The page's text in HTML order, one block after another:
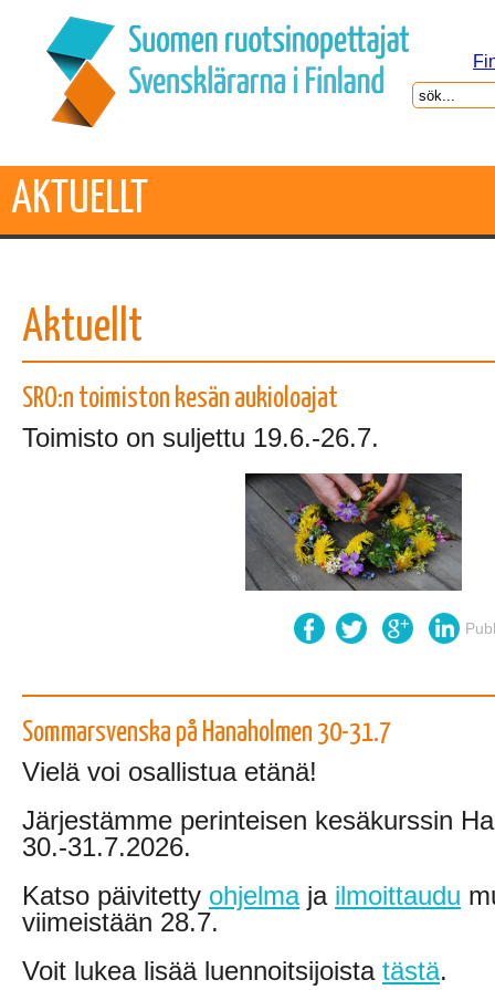
AKTUELLT
Aktuellt
SRO:n toimiston kesän aukioloajat
Toimisto on suljettu 19.6.-26.7.
Sommarsvenska på Hanaholmen 30-31.7
Vielä voi osallistua etänä!
Järjestämme perinteisen kesäkurssin
30.-31.7.2026.
Katso päivitetty ohjelmaja ilmoittaudu
viimeistään 28.7.
Voit lukea lisää luennoitsijoista tästä.